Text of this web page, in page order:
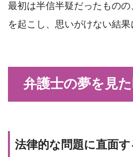
最初は半信半疑だったもの
を起こし、思いがけない結果
弁護士の夢を見
法律的な問題に直面